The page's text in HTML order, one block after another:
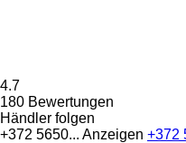
4.7
180 Bewertungen
Händler folgen
+372 5650... Anzeigen +372